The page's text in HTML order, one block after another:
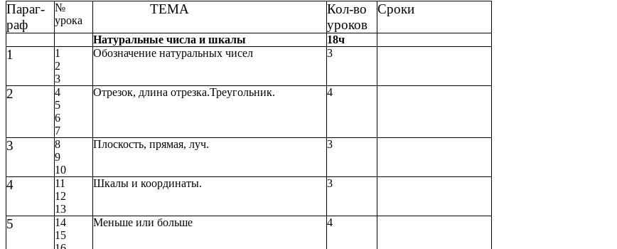
Параг-
раф
№
урока
ТЕМА
Кол-во
уроков
Сроки
Натуральные числа и шкалы 18ч
1
1
2
3
Обозначение натуральных чисел 3
2
4
5
6
7
Отрезок, длина отрезка.Треугольник. 4
3
8
9
10
Плоскость, прямая, луч. 3
4
11
12
13
Шкалы и координаты. 3
5
14
15
Меньше или больше 4